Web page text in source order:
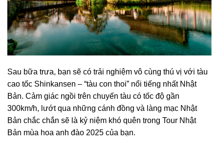
Sau bữa trưa, bạn sẽ có trải nghiệm vô cùng thú vị với tàu
cao tốc Shinkansen – “tàu con thoi” nổi tiếng nhất Nhật
Bản. Cảm giác ngồi trên chuyến tàu có tốc độ gần
300km/h, lướt qua những cánh đồng và làng mạc Nhật
Bản chắc chắn sẽ là kỷ niệm khó quên trong Tour Nhật
Bản mùa hoa anh đào 2025 của bạn.